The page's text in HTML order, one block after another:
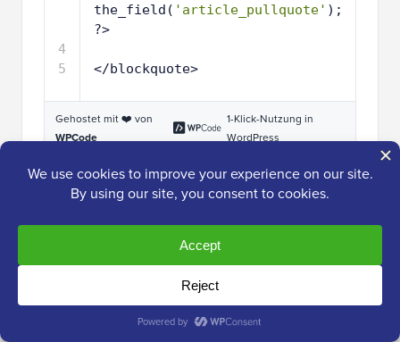
4
5
the_field( 'article_pullquote' );
?>
</blockquote>
Gehostet mit ❤️ von
WPCode
1-Klick-Nutzung in
WordPress
Vergessen Sie nicht, die Feldnamen zu ersetzen, wenn
Sobald dies erledigt ist, können Sie jeden Beitrag
besuchen, in den Sie bereits Daten in die
benutzerdefinierten Felder eingegeben haben. Sie
sehen nun Ihre eindeutigen Metadaten in Aktion.